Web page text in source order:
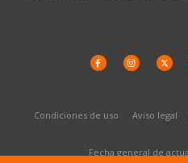
Condiciones de uso Aviso legal
Fecha general de